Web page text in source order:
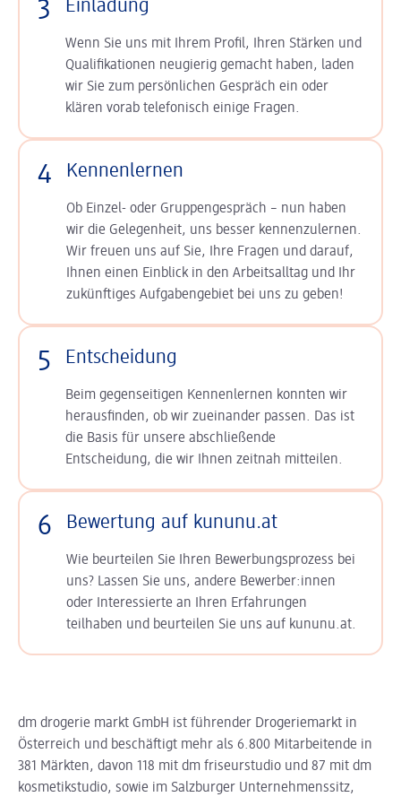
3 Einladung
Wenn Sie uns mit Ihrem Profil, Ihren Stärken und
Qualifikationen neugierig gemacht haben, laden
wir Sie zum persönlichen Gespräch ein oder
klären vorab telefonisch einige Fragen.
4 Kennenlernen
Ob Einzel- oder Gruppengespräch – nun haben
wir die Gelegenheit, uns besser kennenzulernen.
Wir freuen uns auf Sie, Ihre Fragen und darauf,
Ihnen einen Einblick in den Arbeitsalltag und Ihr
zukünftiges Aufgabengebiet bei uns zu geben!
5 Entscheidung
Beim gegenseitigen Kennenlernen konnten wir
herausfinden, ob wir zueinander passen. Das ist
die Basis für unsere abschließende
Entscheidung, die wir Ihnen zeitnah mitteilen.
6 Bewertung auf kununu.at
Wie beurteilen Sie Ihren Bewerbungsprozess bei
uns? Lassen Sie uns, andere Bewerber:innen
oder Interessierte an Ihren Erfahrungen
teilhaben und beurteilen Sie uns auf kununu.at.
dm drogerie markt GmbH ist führender Drogeriemarkt in
Österreich und beschäftigt mehr als 6.800 Mitarbeitende in
381 Märkten, davon 118 mit dm friseurstudio und 87 mit dm
kosmetikstudio, sowie im Salzburger Unternehmenssitz,